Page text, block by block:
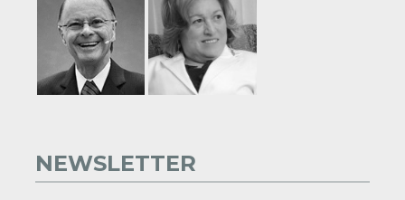
NEWSLETTER